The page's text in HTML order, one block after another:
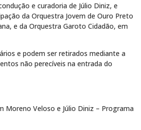
e curadoria de Júlio Diniz, e
da Orquestra Jovem de Ouro Preto
e da Orquestra Garoto Cidadão, em
e podem ser retirados mediante a
não perecíveis na entrada do
Moreno Veloso e Júlio Diniz – Programa